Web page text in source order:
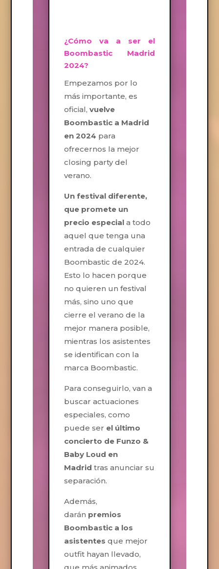
¿Cómo va a ser el
Boombastic Madrid
2024?
Empezamos por lo
más importante, es
oficial, vuelve
Boombastic a Madrid
en 2024 para
ofrecernos la mejor
closing party del
verano.
Un festival diferente,
que promete un
precio especiala todo
aquel que tenga una
entrada de cualquier
Boombastic de 2024.
Esto lo hacen porque
no quieren un festival
más, sino uno que
cierre el verano de la
mejor manera posible,
mientras los asistentes
se identifican con la
marca Boombastic.
Para conseguirlo, van a
buscar actuaciones
especiales, como
puede ser el último
concierto de Funzo &
Baby Loud en
Madrid tras anunciar su
separación.
Además,
darán premios
Boombastic a los
asistentes que mejor
outfit hayan llevado,